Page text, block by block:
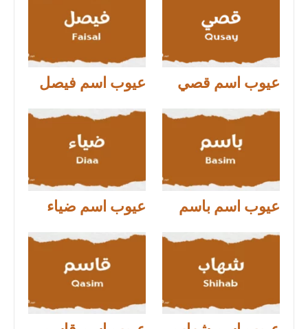
عيوب اسم قصي عيوب اسم فيصل
عيوب اسم باسم عيوب اسم ضياء